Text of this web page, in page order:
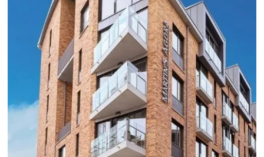
korte afstand van de lokale bezienswaardigheden en aan
tafel word je verwend met lokale delicatessen.